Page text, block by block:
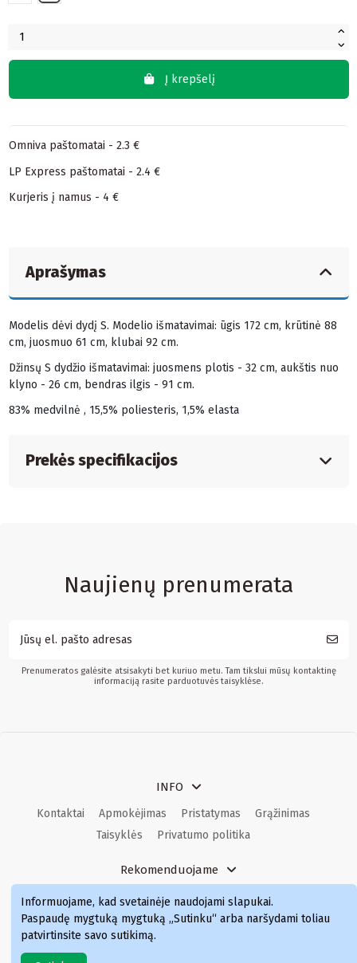
Į krepšelį
Omniva paštomatai - 2.3 €
LP Express paštomatai - 2.4 €
Kurjeris į namus - 4 €
Aprašymas
Modelis dėvi dydį S. Modelio išmatavimai: ūgis 172 cm, krūtinė 88
cm, juosmuo 61 cm, klubai 92 cm.
Džinsų S dydžio išmatavimai: juosmens plotis - 32 cm, aukštis nuo
klyno - 26 cm, bendras ilgis - 91 cm.
83% medvilnė , 15,5% poliesteris, 1,5% elasta
Prekės specifikacijos
Naujienų prenumerata
Prenumeratos galėsite atsisakyti bet kuriuo metu. Tam tikslui mūsų kontaktinę
informaciją rasite parduotuvės taisyklėse.
INFO
Kontaktai Apmokėjimas Pristatymas
Grąžinimas
Taisyklės
Privatumo politika
Rekomenduojame
Kvepalai Kvepalai moterims
Kvepalai vyrams
Kvepalai moterims
Kvepalai
Informuojame, kad svetainėje naudojami slapukai.
Paspaudę mygtuką mygtuką „Sutinku“ arba naršydami toliau
patvirtinsite savo sutikimą.